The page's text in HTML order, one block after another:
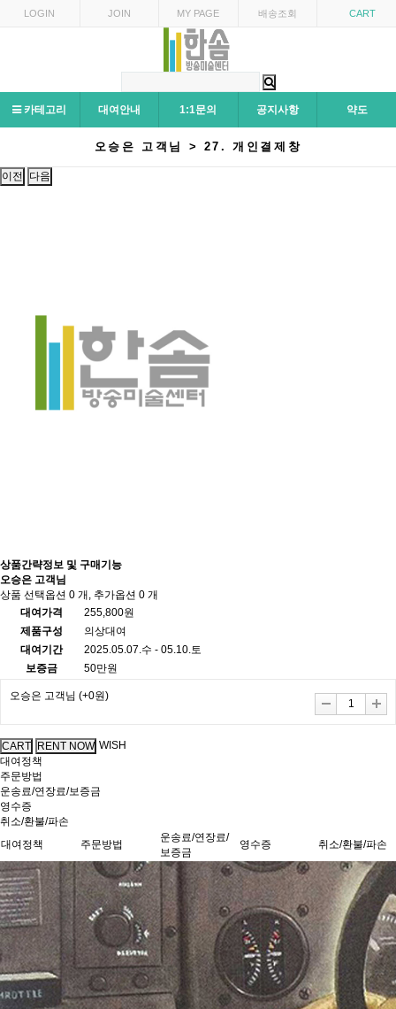
LOGIN JOIN MY PAGE 배송조회 CART
카테고리 대여안내 1:1문의 공지사항 약도
오승은 고객님 > 27. 개인결제창
이전 다음
상품간략정보 및 구매기능
오승은 고객님
상품 선택옵션 0 개, 추가옵션 0 개
대여가격
255,800원
제품구성
의상대여
대여기간
2025.05.07.수 - 05.10.토
보증금
50만원
오승은 고객님 (+0원)
WISH
대여정책
주문방법
운송료/연장료/보증금
영수증
취소/환불/파손
대여정책
주문방법
운송료/연장료/
보증금
영수증 취소/환불/파손